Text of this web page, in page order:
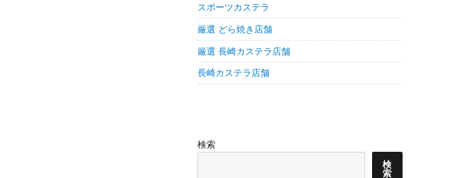
スポーツカステラ
厳選 どら焼き店舗
厳選 長崎カステラ店舗
長崎カステラ店舗
検索
検
索